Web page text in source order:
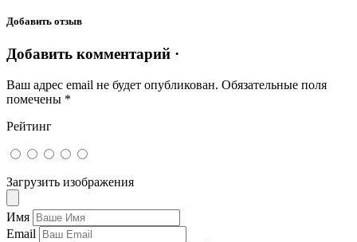
Добавить отзыв
Добавить комментарий ·
Ваш адрес email не будет опубликован. Обязательные поля
помечены *
Рейтинг
Загрузить изображения
Имя
Email